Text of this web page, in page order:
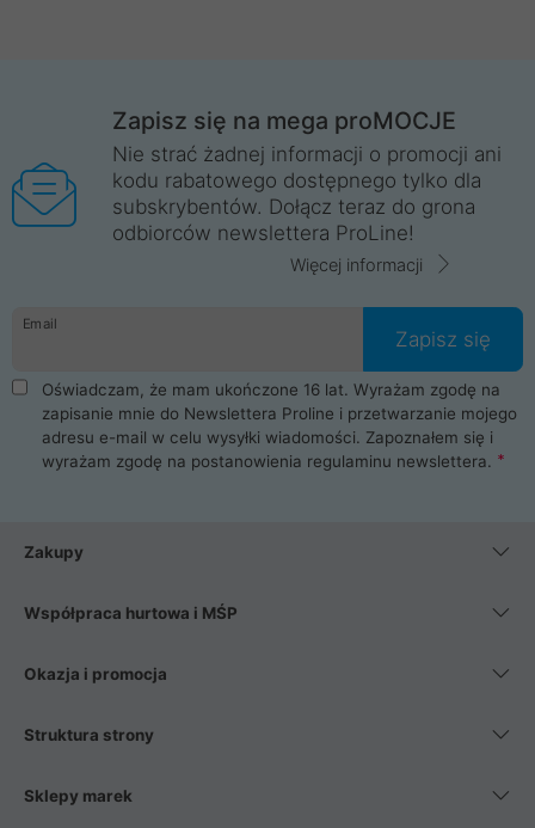
Zapisz się na mega proMOCJE
Nie strać żadnej informacji o promocji ani
kodu rabatowego dostępnego tylko dla
subskrybentów. Dołącz teraz do grona
odbiorców newslettera ProLine!
Więcej informacji
Email
Zapisz się
Oświadczam, że mam ukończone 16 lat. Wyrażam zgodę na
zapisanie mnie do Newslettera Proline i przetwarzanie mojego
adresu e-mail w celu wysyłki wiadomości. Zapoznałem się i
wyrażam zgodę na postanowienia regulaminu newslettera.
Zakupy
Współpraca hurtowa i MŚP
Okazja i promocja
Struktura strony
Sklepy marek